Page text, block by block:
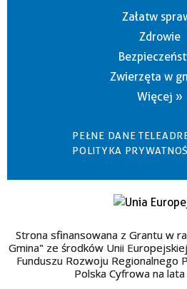
Załatw
Zdrowie
Zwierzęta w
Więcej »
PEŁNE DANE
POLITYKA
Strona sfinansowana z Grantu w
Gmina" ze środków Unii
Funduszu Rozwoju Regionalnego
Polska Cyfrowa na